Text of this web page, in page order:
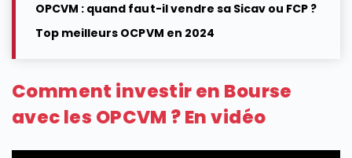
OPCVM : quand faut-il vendre sa Sicav ou FCP ?
Top meilleurs OCPVM en 2024
Comment investir en Bourse
avec les OPCVM ? En vidéo